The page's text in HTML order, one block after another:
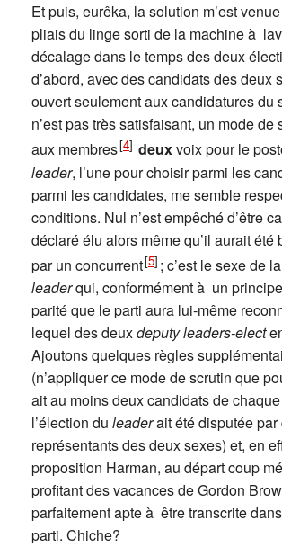
Et puis, eurêka, la solution m’est
pliais du linge sorti de la machine à
décalage dans le temps des deux
d’abord, avec des candidats des deux
ouvert seulement aux candidatures du
n’est pas très satisfaisant, un mode de
aux membres[4] deuxvoix pour le
leader, l’une pour choisir parmi les
parmi les candidates, me semble
conditions. Nul n’est empêché d’être
déclaré élu alors même qu’il aurait été
par un concurrent[5] ; c’est le sexe de
leaderqui, conformément à un
parité que le parti aura lui-même
lequel des deuxdeputy leaders-elect
Ajoutons quelques règles
(n’appliquer ce mode de scrutin que
ait au moins deux candidats de
l’élection du leaderait été disputée par
représentants des deux sexes) et, en
proposition Harman, au départ coup
profitant des vacances de Gordon
parfaitement apte à être transcrite
parti. Chiche?